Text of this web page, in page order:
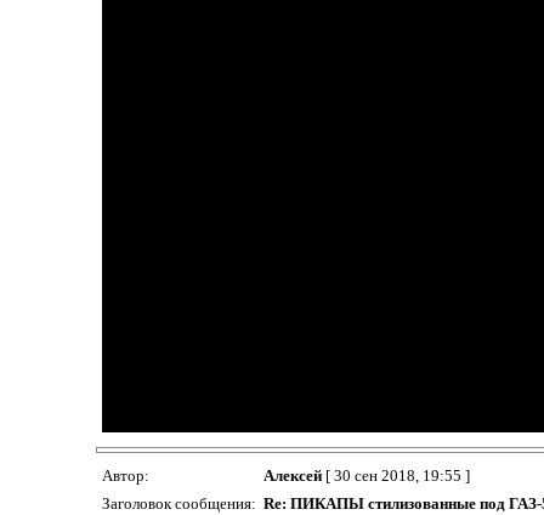
Автор: Алексей[ 30 сен 2018, 19:55 ]
Заголовок сообщения: Re: ПИКАПЫ стилизованные под ГАЗ-